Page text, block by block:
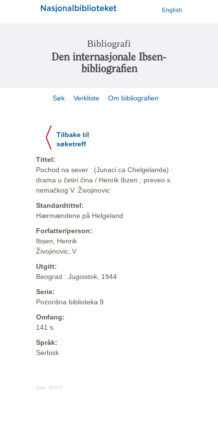
English
Bibliografi
Den internasjonale Ibsen-
bibliografien
Søk Verkliste Om bibliografien
Tilbake til
søketreff
Tittel:
Pochod na sever : (Junaci ca Chelgelanda) :
drama u četiri čina / Henrik Ibzen ; preveo s
nemačkog V. Živojinovic
Standardtittel:
Hærmændene på Helgeland
Forfatter/person:
Ibsen, Henrik
Živojinovic, V
Utgitt:
Beograd : Jugoistok, 1944
Serie:
Pozorišna biblioteka 9
Omfang:
141 s.
Språk:
Serbisk
Kilde: MODS